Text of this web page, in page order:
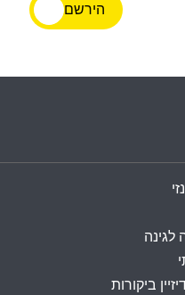
הירשם
לגינה
ביקורות